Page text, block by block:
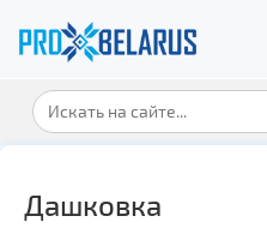
Дашковка